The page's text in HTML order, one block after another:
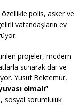
polis, asker ve
vatandaşların ev
projeler, modern
sunarak dar ve
Yusuf Bektemur,
olmalı”
sosyal sorumluluk